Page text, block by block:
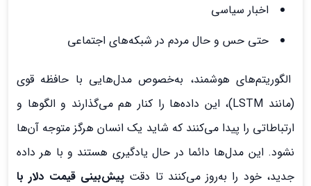
اخبار سیاسی
حتی حس و حال مردم در شبکه‌های اجتماعی
الگوریتم‌های هوشمند، به‌خصوص مدل‌هایی با حافظه قوی
(مانند LSTM)، این داده‌ها را کنار هم می‌گذارند و الگوها و
ارتباطاتی را پیدا می‌کنند که شاید یک انسان هرگز متوجه آن‌ها
نشود. این مدل‌ها دائما در حال یادگیری هستند و با هر داده
جدید، خود را به‌روز می‌کنند تا دقتپیش‌بینی قیمت دلار با